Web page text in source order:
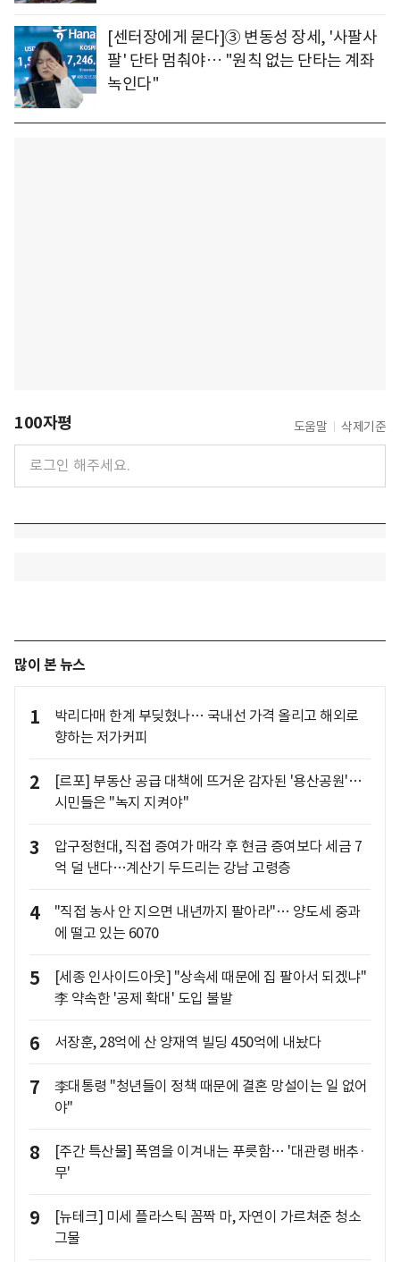
[센터장에게 묻다]③ 변동성 장세, '사팔사
팔' 단타 멈춰야… "원칙 없는 단타는 계좌
녹인다"
100자평 도움말 삭제기준
많이 본 뉴스
1
박리다매 한계 부딪혔나… 국내선 가격 올리고 해외로
향하는 저가커피
2
[르포] 부동산 공급 대책에 뜨거운 감자된 '용산공원'…
시민들은 "녹지 지켜야"
3
압구정현대, 직접 증여가 매각 후 현금 증여보다 세금 7
억 덜 낸다…계산기 두드리는 강남 고령층
4
"직접 농사 안 지으면 내년까지 팔아라"… 양도세 중과
에 떨고 있는 6070
5
[세종 인사이드아웃] "상속세 때문에 집 팔아서 되겠냐"
李 약속한 '공제 확대' 도입 불발
6 서장훈, 28억에 산 양재역 빌딩 450억에 내놨다
7
李대통령 "청년들이 정책 때문에 결혼 망설이는 일 없어
야"
8
[주간 특산물] 폭염을 이겨내는 푸릇함… '대관령 배추·
무'
9
[뉴테크] 미세 플라스틱 꼼짝 마, 자연이 가르쳐준 청소
그물